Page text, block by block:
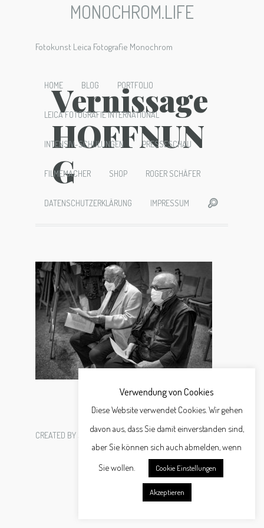
MONOCHROM.LIFE
Fotokunst Leica Fotografie Monochrom
HOME BLOG PORTFOLIO
LEICA FOTOGRAFIE INTERNATIONAL
INTENSIV-SCHULUNGEN PRESSESCHAU
FILMEMACHER SHOP ROGER SCHÄFER
DATENSCHUTZERKLÄRUNG IMPRESSUM
Vernissage
HOFFNUN
G
CREATED BY SCHÄFER WERBEAGENTUR GMBH
Verwendung von Cookies
Diese Website verwendet Cookies. Wir gehen
davon aus, dass Sie damit einverstanden sind,
aber Sie können sich auch abmelden, wenn
Sie wollen.
Cookie Einstellungen
Akzeptieren